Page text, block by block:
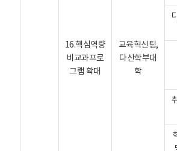
16.핵심역량
비교과프로
그램 확대
교육혁신팀,
다산학부대
학